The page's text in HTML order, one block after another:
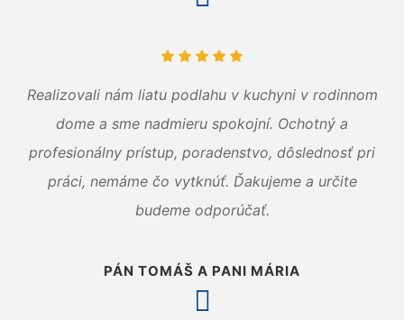
Realizovali nám liatu podlahu v kuchyni v rodinnom
dome a sme nadmieru spokojní. Ochotný a
profesionálny prístup, poradenstvo, dôslednosť pri
práci, nemáme čo vytknúť. Ďakujeme a určite
budeme odporúčať.
PÁN TOMÁŠ A PANI MÁRIA